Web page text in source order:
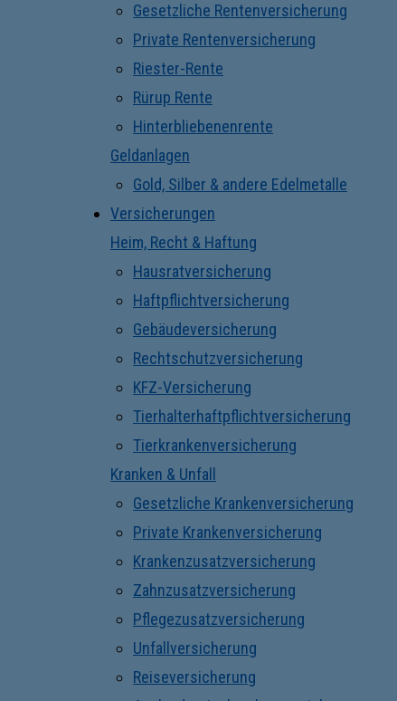
Gesetzliche Rentenversicherung
Private Rentenversicherung
Riester-Rente
Rürup Rente
Hinterbliebenenrente
Geldanlagen
Gold, Silber & andere Edelmetalle
Versicherungen
Heim, Recht & Haftung
Hausratversicherung
Haftpflichtversicherung
Gebäudeversicherung
Rechtschutzversicherung
KFZ-Versicherung
Tierhalterhaftpflichtversicherung
Tierkrankenversicherung
Kranken & Unfall
Gesetzliche Krankenversicherung
Private Krankenversicherung
Krankenzusatzversicherung
Zahnzusatzversicherung
Pflegezusatzversicherung
Unfallversicherung
Reiseversicherung